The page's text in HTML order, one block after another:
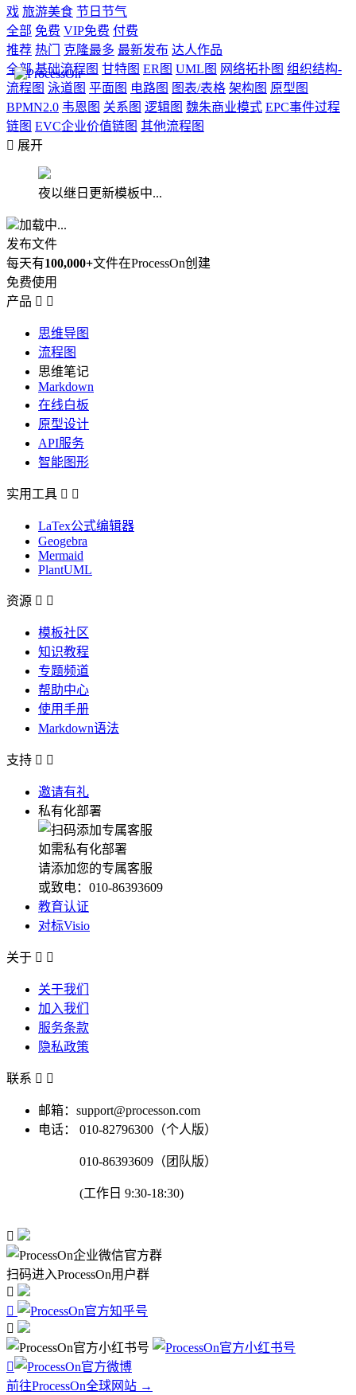
戏 旅游美食 节日节气
全部 免费 VIP免费 付费
推荐 热门 克隆最多 最新发布 达人作品
全部 基础流程图 甘特图 ER图 UML图 网络拓扑图 组织结构-
流程图 泳道图 平面图 电路图 图表/表格 架构图 原型图
BPMN2.0 韦恩图 关系图 逻辑图 魏朱商业模式 EPC事件过程
链图 EVC企业价值链图 其他流程图
 展开
夜以继日更新模板中...
加载中...
发布文件
每天有100,000+文件在ProcessOn创建
免费使用
产品  
思维导图
流程图
思维笔记
Markdown
在线白板
原型设计
API服务
智能图形
实用工具  
LaTex公式编辑器
Geogebra
Mermaid
PlantUML
资源  
模板社区
知识教程
专题频道
帮助中心
使用手册
Markdown语法
支持  
邀请有礼
私有化部署
如需私有化部署
请添加您的专属客服
或致电：010-86393609
教育认证
对标Visio
关于  
关于我们
加入我们
服务条款
隐私政策
联系  
邮箱：support@processon.com
电话：
010-82796300（个人版）
010-86393609（团队版）
(工作日 9:30-18:30)

扫码进入ProcessOn用户群




前往ProcessOn全球网站 →